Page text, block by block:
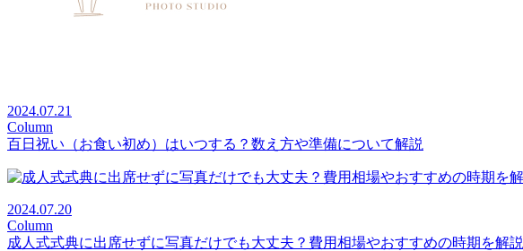
2024.07.21
Column
百日祝い（お食い初め）はいつする？数え方や準備について解説
2024.07.20
Column
成人式式典に出席せずに写真だけでも大丈夫？費用相場やおすすめの時期を解説